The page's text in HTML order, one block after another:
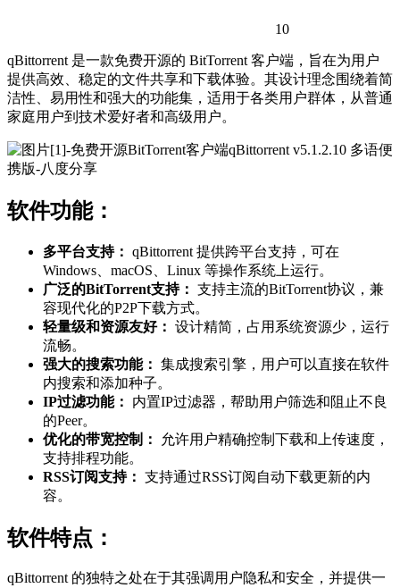
10
qBittorrent 是一款免费开源的 BitTorrent 客户端，旨在为用户
提供高效、稳定的文件共享和下载体验。其设计理念围绕着简
洁性、易用性和强大的功能集，适用于各类用户群体，从普通
家庭用户到技术爱好者和高级用户。
软件功能：
多平台支持： qBittorrent 提供跨平台支持，可在
Windows、macOS、Linux 等操作系统上运行。
广泛的BitTorrent支持： 支持主流的BitTorrent协议，兼
容现代化的P2P下载方式。
轻量级和资源友好： 设计精简，占用系统资源少，运行
流畅。
强大的搜索功能： 集成搜索引擎，用户可以直接在软件
内搜索和添加种子。
IP过滤功能：
内置IP过滤器，帮助用户筛选和阻止不良
的Peer。
优化的带宽控制：
允许用户精确控制下载和上传速度，
支持排程功能。
RSS订阅支持： 支持通过RSS订阅自动下载更新的内
容。
软件特点：
qBittorrent 的独特之处在于其强调用户隐私和安全，并提供一